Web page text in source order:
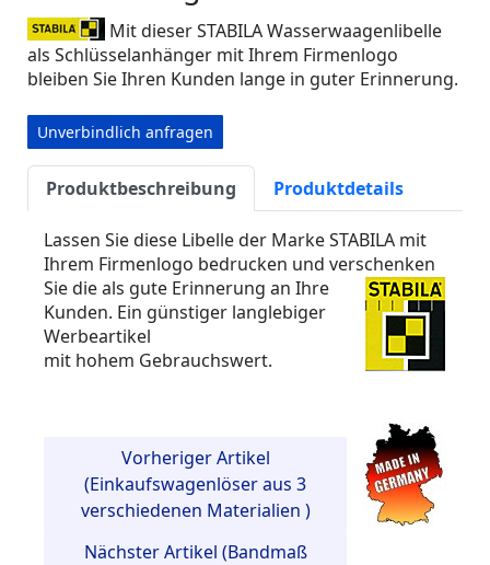
Mit dieser STABILA Wasserwaagenlibelle
als Schlüsselanhänger mit Ihrem Firmenlogo
bleiben Sie Ihren Kunden lange in guter Erinnerung.
Unverbindlich anfragen
Produktbeschreibung Produktdetails
Lassen Sie diese Libelle der Marke STABILA mit
Ihrem Firmenlogo bedrucken und verschenken
Sie die als gute Erinnerung an Ihre
Kunden. Ein günstiger langlebiger
Werbeartikel
mit hohem Gebrauchswert.
Vorheriger Artikel
(Einkaufswagenlöser aus 3
verschiedenen Materialien )
Nächster Artikel (Bandmaß